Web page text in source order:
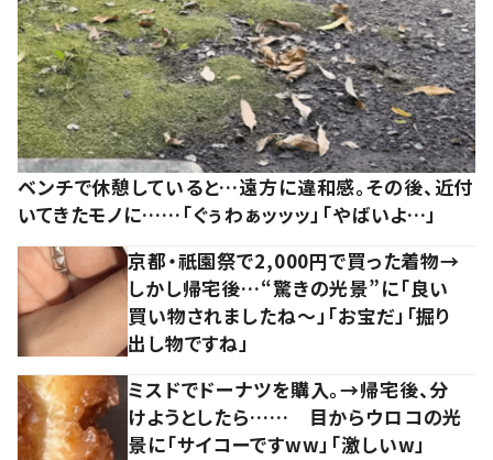
ベンチで休憩していると…遠方に違和感。その後、近付
いてきたモノに……「ぐぅわぁッッッ」「やばいよ…」
京都・祇園祭で2,000円で買った着物→
しかし帰宅後…“驚きの光景”に「良い
買い物されましたね～」「お宝だ」「掘り
出し物ですね」
ミスドでドーナツを購入。→帰宅後、分
けようとしたら…… 目からウロコの光
景に「サイコーですww」「激しいw」